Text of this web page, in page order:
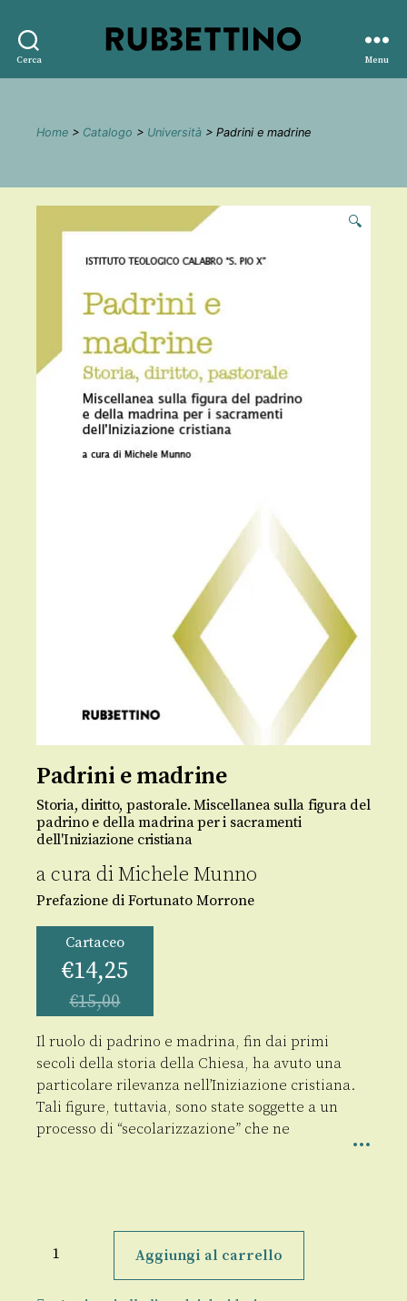
Cerca
editore
Menu
Home > Catalogo > Università > Padrini e madrine
🔍
Padrini e madrine
Storia, diritto, pastorale. Miscellanea sulla figura del
padrino e della madrina per i sacramenti
dell'Iniziazione cristiana
a cura diMichele Munno
Prefazione di Fortunato Morrone
Cartaceo
€14,25
€15,00
Il ruolo di padrino e madrina, fin dai primi
secoli della storia della Chiesa, ha avuto una
particolare rilevanza nell’Iniziazione cristiana.
Tali figure, tuttavia, sono state soggette a un
processo di “secolarizzazione” che ne
Aggiungi al carrello